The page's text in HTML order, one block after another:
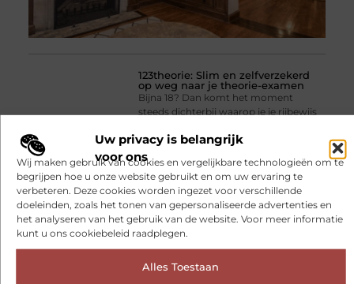
Uw privacy is belangrijk
voor ons
Wij maken gebruik van cookies en vergelijkbare technologieën om te
begrijpen hoe u onze website gebruikt en om uw ervaring te
verbeteren. Deze cookies worden ingezet voor verschillende
doeleinden, zoals het tonen van gepersonaliseerde advertenties en
het analyseren van het gebruik van de website. Voor meer informatie
kunt u ons cookiebeleid raadplegen.
Alles Toestaan
123theorie: Slim en zelfverzekerd
op weg naar je theorie-examen
Bijna 18? Dan komt het moment
steeds dichterbij waarop je je rijbewijs
of op de motor mag stappen, moet je
eerst slagen voor het theorie-examen.
Veel jongeren zoeken